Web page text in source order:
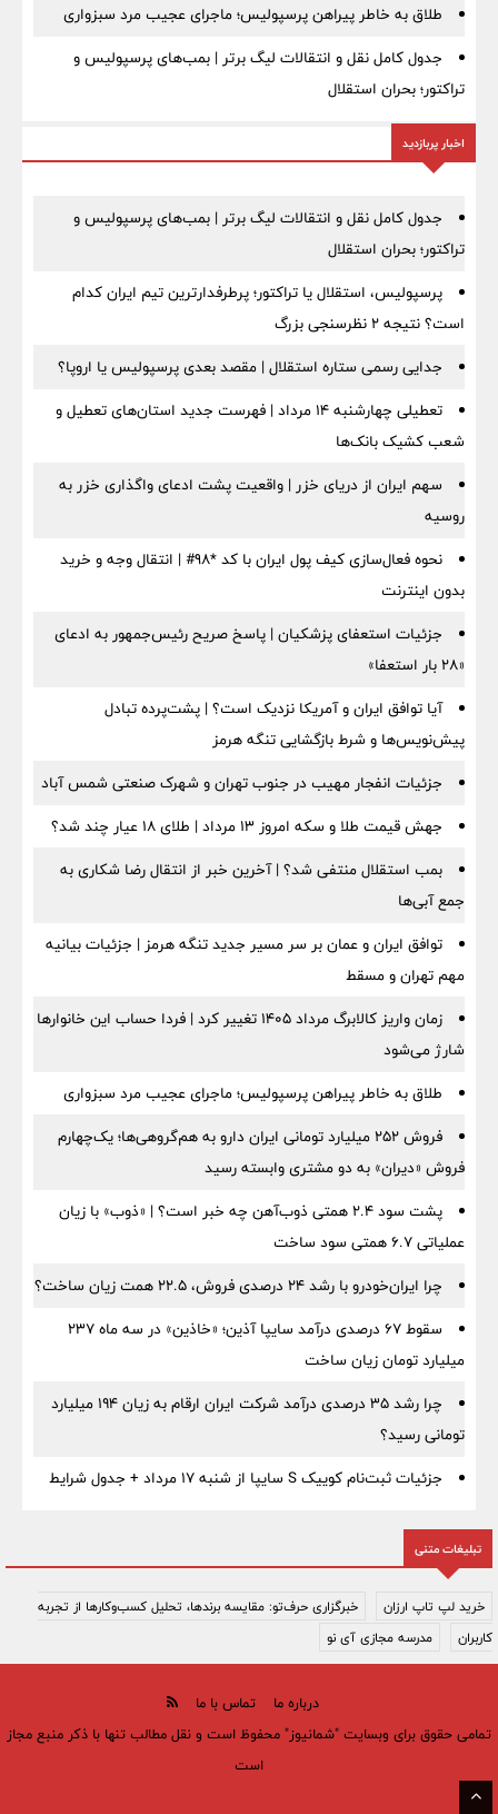
طلاق به خاطر پیراهن پرسپولیس؛ ماجرای عجیب مرد سبزواری
جدول کامل نقل و انتقالات لیگ برتر | بمب‌های پرسپولیس و
تراکتور؛ بحران استقلال
اخبار پربازدید
جدول کامل نقل و انتقالات لیگ برتر | بمب‌های پرسپولیس و
تراکتور؛ بحران استقلال
پرسپولیس، استقلال یا تراکتور؛ پرطرفدارترین تیم ایران کدام
است؟ نتیجه ۲ نظرسنجی بزرگ
جدایی رسمی ستاره استقلال | مقصد بعدی پرسپولیس یا اروپا؟
تعطیلی چهارشنبه ۱۴ مرداد | فهرست جدید استان‌های تعطیل و
شعب کشیک بانک‌ها
سهم ایران از دریای خزر | واقعیت پشت ادعای واگذاری خزر به
روسیه
نحوه فعال‌سازی کیف پول ایران با کد *98# | انتقال وجه و خرید
بدون اینترنت
جزئیات استعفای پزشکیان | پاسخ صریح رئیس‌جمهور به ادعای
«۲۸ بار استعفا»
آیا توافق ایران و آمریکا نزدیک است؟ | پشت‌پرده تبادل
پیش‌نویس‌ها و شرط بازگشایی تنگه هرمز
جزئیات انفجار مهیب در جنوب تهران و شهرک صنعتی شمس آباد
جهش قیمت طلا و سکه امروز ۱۳ مرداد | طلای ۱۸ عیار چند شد؟
بمب استقلال منتفی شد؟ | آخرین خبر از انتقال رضا شکاری به
جمع آبی‌ها
توافق ایران و عمان بر سر مسیر جدید تنگه هرمز | جزئیات بیانیه
مهم تهران و مسقط
زمان واریز کالابرگ مرداد ۱۴۰۵ تغییر کرد | فردا حساب این خانوارها
شارژ می‌شود
طلاق به خاطر پیراهن پرسپولیس؛ ماجرای عجیب مرد سبزواری
فروش ۲۵۲ میلیارد تومانی ایران دارو به هم‌گروهی‌ها؛ یک‌چهارم
فروش «دیران» به دو مشتری وابسته رسید
پشت سود ۲.۴ همتی ذوب‌آهن چه خبر است؟ | «ذوب» با زیان
عملیاتی ۶.۷ همتی سود ساخت
چرا ایران‌خودرو با رشد ۲۴ درصدی فروش، ۲۲.۵ همت زیان ساخت؟
سقوط ۶۷ درصدی درآمد سایپا آذین؛ «خاذین» در سه ماه ۲۳۷
میلیارد تومان زیان ساخت
چرا رشد ۳۵ درصدی درآمد شرکت ایران ارقام به زیان ۱۹۴ میلیارد
تومانی رسید؟
جزئیات ثبت‌نام کوییک S سایپا از شنبه ۱۷ مرداد + جدول شرایط
تبلیغات متنی
خرید لپ تاپ ارزان
خبرگزاری حرف‌تو: مقایسه برندها، تحلیل کسب‌وکارها از تجربه
کاربران
مدرسه مجازی آی نو
درباره ما
تماس با ما
تمامی حقوق برای وبسایت "شمانیوز" محفوظ است و نقل مطالب تنها با ذکر منبع مجاز
است